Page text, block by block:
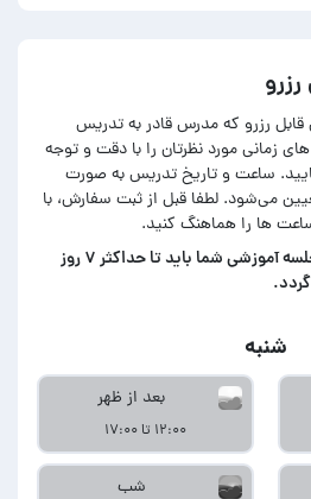
قابل رزرو که مدرس قادر به تدریس
زمانی مورد نظرتان را با دقت و توجه
ساعت و تاریخ تدریس به صورت
می‌شود. لطفا قبل از ثبت سفارش، با
ها را هماهنگ کنید.
در‌ نظر داشته باشید اولین جلسه آموزشی شما باید تا حداکثر ۷ روز
شنبه
بعد از ظهر
۱۲:۰۰ تا ۱۷:۰۰
شب